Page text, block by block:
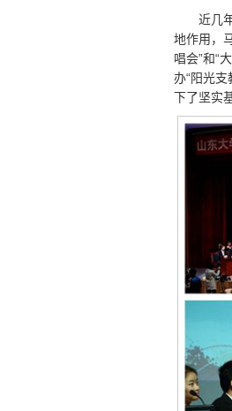
近几
地作用，
唱会”和“
办“阳光支
下了坚实